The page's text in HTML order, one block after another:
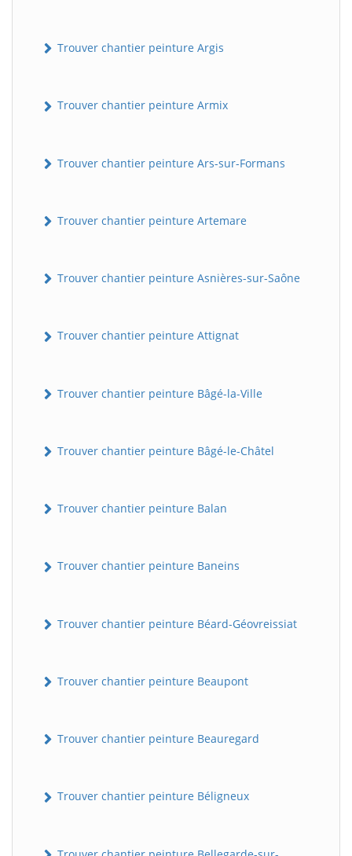
Trouver chantier peinture Argis
Trouver chantier peinture Armix
Trouver chantier peinture Ars-sur-Formans
Trouver chantier peinture Artemare
Trouver chantier peinture Asnières-sur-Saône
Trouver chantier peinture Attignat
Trouver chantier peinture Bâgé-la-Ville
Trouver chantier peinture Bâgé-le-Châtel
Trouver chantier peinture Balan
Trouver chantier peinture Baneins
Trouver chantier peinture Béard-Géovreissiat
Trouver chantier peinture Beaupont
Trouver chantier peinture Beauregard
Trouver chantier peinture Béligneux